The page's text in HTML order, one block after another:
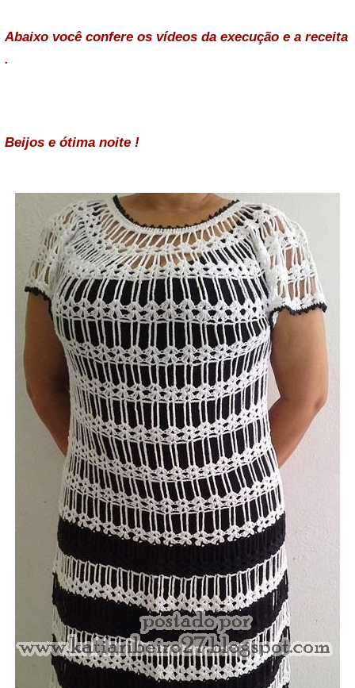
Abaixo você confere os vídeos da execução e a receita
.
Beijos e ótima noite !